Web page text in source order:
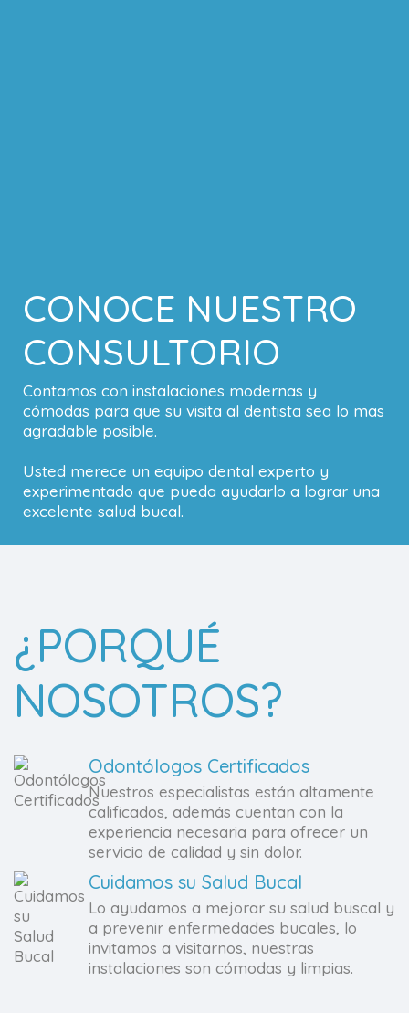
CONOCE NUESTRO
CONSULTORIO
Contamos con instalaciones modernas y
cómodas para que su visita al dentista sea lo mas
agradable posible.
Usted merece un equipo dental experto y
experimentado que pueda ayudarlo a lograr una
excelente salud bucal.
¿PORQUÉ
NOSOTROS?
Odontólogos Certificados
Nuestros especialistas están altamente
calificados, además cuentan con la
experiencia necesaria para ofrecer un
servicio de calidad y sin dolor.
Cuidamos su Salud Bucal
Lo ayudamos a mejorar su salud buscal y
a prevenir enfermedades bucales, lo
invitamos a visitarnos, nuestras
instalaciones son cómodas y limpias.